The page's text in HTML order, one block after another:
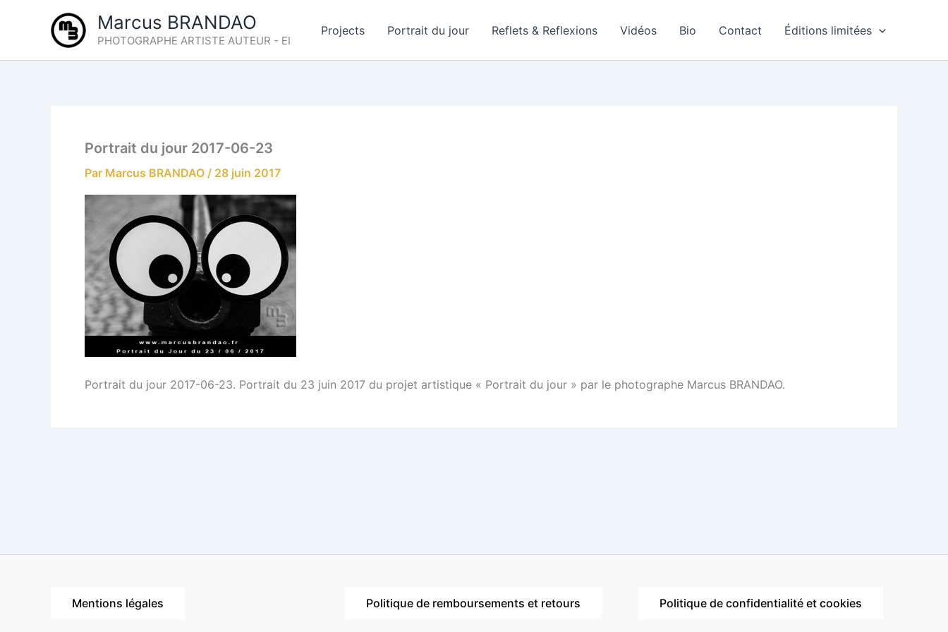
Marcus BRANDAO
PHOTOGRAPHE ARTISTE AUTEUR - EI
Projects Portrait du jour Reflets & Reflexions Vidéos Bio Contact Éditions limitées
Portrait du jour 2017-06-23
Par Marcus BRANDAO / 28 juin 2017
Portrait du jour 2017-06-23. Portrait du 23 juin 2017 du projet artistique « Portrait du jour » par le photographe Marcus BRANDAO.
Mentions légales Politique de remboursements et retours Politique de confidentialité et cookies